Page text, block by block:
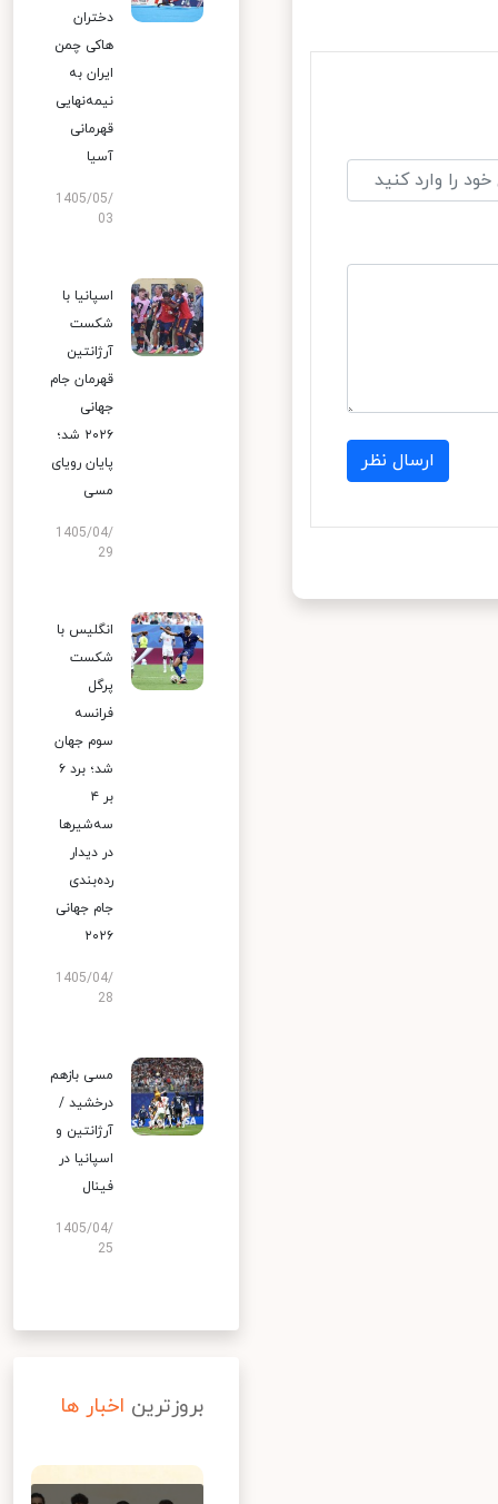
ارسال نظر
دختران
هاکی چمن
ایران به
نیمه‌نهایی
قهرمانی
آسیا
1405/05/
03
اسپانیا با
شکست
آرژانتین
قهرمان جام
جهانی
۲۰۲۶ شد؛
پایان رویای
مسی
1405/04/
29
انگلیس با
شکست
پرگل
فرانسه
سوم جهان
شد؛ برد ۶
بر ۴
سه‌شیرها
در دیدار
رده‌بندی
جام جهانی
۲۰۲۶
1405/04/
28
مسی بازهم
درخشید /
آرژانتین و
اسپانیا در
فینال
1405/04/
25
بروزترین اخبار ها